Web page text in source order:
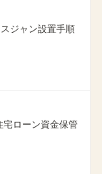
ジャン設置手順
宅ローン資金保管